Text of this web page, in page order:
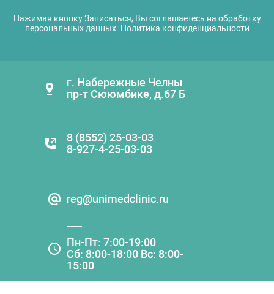
Нажимая кнопку Записаться, Вы соглашаетесь на обработку
персональных данных. Политика конфиденциальности
г. Набережные Челны
пр-т Сююмбике, д.67 Б
8 (8552) 25-03-03
8-927-4-25-03-03
reg@unimedclinic.ru
Пн-Пт: 7:00-19:00
Сб: 8:00-18:00 Вс: 8:00-
15:00